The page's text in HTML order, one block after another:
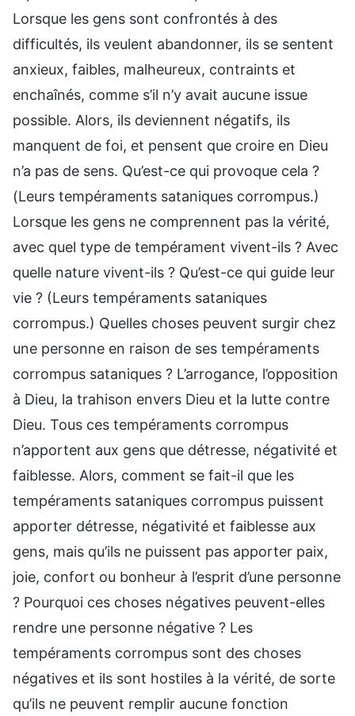
Lorsque les gens sont confrontés à des
difficultés, ils veulent abandonner, ils se sentent
anxieux, faibles, malheureux, contraints et
enchaînés, comme s’il n’y avait aucune issue
possible. Alors, ils deviennent négatifs, ils
manquent de foi, et pensent que croire en Dieu
n’a pas de sens. Qu’est-ce qui provoque cela ?
(Leurs tempéraments sataniques corrompus.)
Lorsque les gens ne comprennent pas la vérité,
avec quel type de tempérament vivent-ils ? Avec
quelle nature vivent-ils ? Qu’est-ce qui guide leur
vie ? (Leurs tempéraments sataniques
corrompus.) Quelles choses peuvent surgir chez
une personne en raison de ses tempéraments
corrompus sataniques ? L’arrogance, l’opposition
à Dieu, la trahison envers Dieu et la lutte contre
Dieu. Tous ces tempéraments corrompus
n’apportent aux gens que détresse, négativité et
faiblesse. Alors, comment se fait-il que les
tempéraments sataniques corrompus puissent
apporter détresse, négativité et faiblesse aux
gens, mais qu’ils ne puissent pas apporter paix,
joie, confort ou bonheur à l’esprit d’une personne
? Pourquoi ces choses négatives peuvent-elles
rendre une personne négative ? Les
tempéraments corrompus sont des choses
négatives et ils sont hostiles à la vérité, de sorte
qu’ils ne peuvent remplir aucune fonction